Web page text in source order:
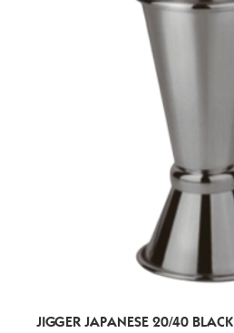
JIGGER JAPANESE 20/40 BLACK